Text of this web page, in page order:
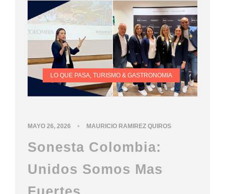
LO QUE PASA, TURISMO & GASTRONOMIA
MAYO 26, 2026 • MAURICIO RAMIREZ QUIROS
Sonesta Colombia:
Unidos Somos Mas